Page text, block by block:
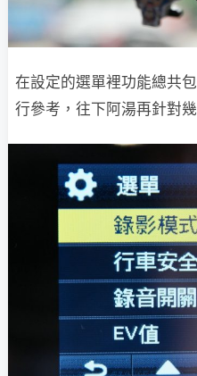
在設定的選單裡功能總共
行參考，往下阿湯再針對